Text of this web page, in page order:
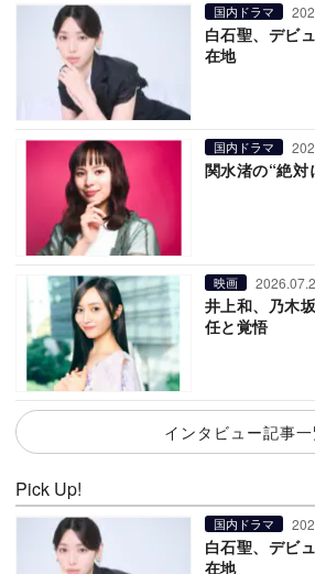
国内ドラマ
白石聖、デビ
在地
国内ドラマ
関水渚の“絶対
映画
井上和、乃木
任と覚悟
インタビュー記事
Pick Up!
国内ドラマ
白石聖、デビ
在地